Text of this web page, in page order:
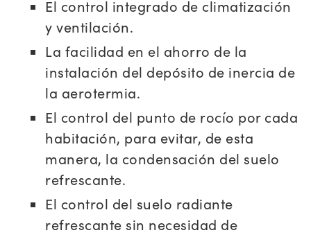
El control integrado de climatización
y ventilación.
La facilidad en el ahorro de la
instalación del depósito de inercia de
la aerotermia.
El control del punto de rocío por cada
habitación, para evitar, de esta
manera, la condensación del suelo
refrescante.
El control del suelo radiante
refrescante sin necesidad de